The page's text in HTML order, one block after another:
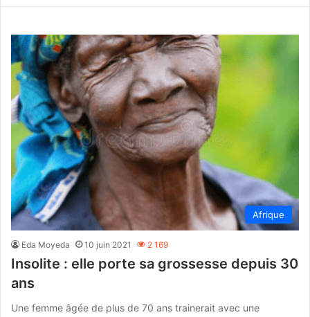
Afrique
Eda Moyeda 10 juin 2021 2 169
Insolite : elle porte sa grossesse depuis 30
ans
Une femme âgée de plus de 70 ans trainerait avec une